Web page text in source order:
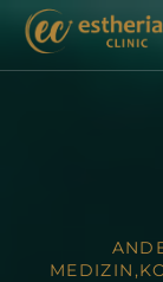
MEDIZIN ,